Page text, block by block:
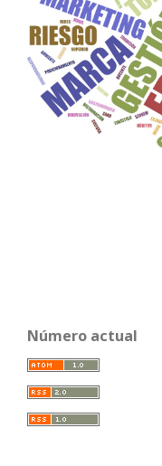
Número actual